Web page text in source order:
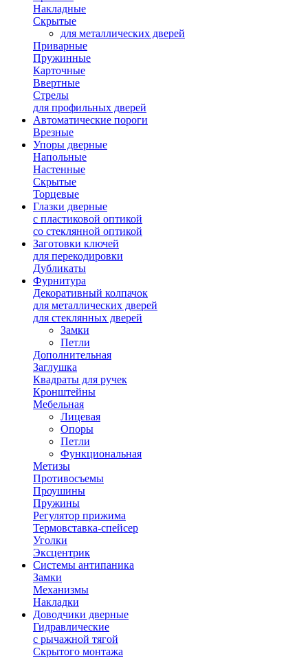
Накладные
Скрытые
для металлических дверей
Приварные
Пружинные
Карточные
Ввертные
Стрелы
для профильных дверей
Автоматические пороги
Врезные
Упоры дверные
Напольные
Настенные
Скрытые
Торцевые
Глазки дверные
с пластиковой оптикой
со стеклянной оптикой
Заготовки ключей
для перекодировки
Дубликаты
Фурнитура
Декоративный колпачок
для металлических дверей
для стеклянных дверей
Замки
Петли
Дополнительная
Заглушка
Квадраты для ручек
Кронштейны
Мебельная
Лицевая
Опоры
Петли
Функциональная
Метизы
Противосъемы
Проушины
Пружины
Регулятор прижима
Термовставка-спейсер
Уголки
Эксцентрик
Системы антипаника
Замки
Механизмы
Накладки
Доводчики дверные
Гидравлические
с рычажной тягой
Скрытого монтажа